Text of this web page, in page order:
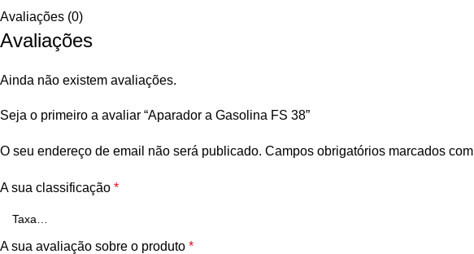
Avaliações (0)
Avaliações
Ainda não existem avaliações.
Seja o primeiro a avaliar “Aparador a Gasolina FS 38”
O seu endereço de email não será publicado. Campos obrigatórios marcados com
A sua classificação *
A sua avaliação sobre o produto *